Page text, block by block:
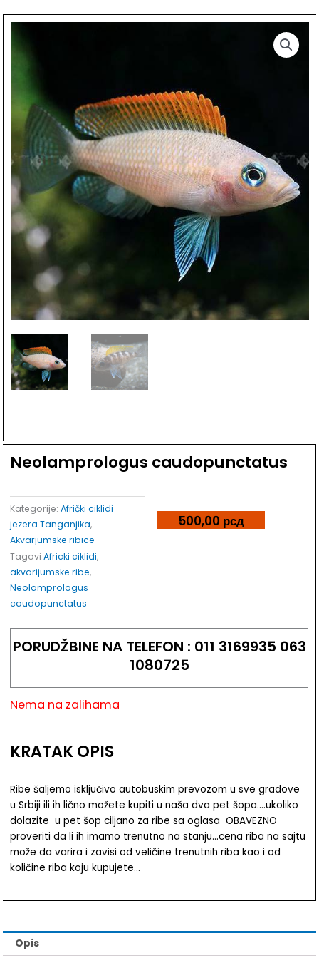
Neolamprologus caudopunctatus
Kategorije: Afrički ciklidi
jezera Tanganjika,
Akvarjumske ribice
Tagovi Africki ciklidi,
akvarijumske ribe,
Neolamprologus
caudopunctatus
500,00 рсд
PORUDŽBINE NA TELEFON : 011 3169935 063
1080725
Nema na zalihama
KRATAK OPIS
Ribe šaljemo isključivo autobuskim prevozom u sve gradove
u Srbiji ili ih lično možete kupiti u naša dva pet šopa….ukoliko
dolazite u pet šop ciljano za ribe sa oglasa OBAVEZNO
proveriti da li ih imamo trenutno na stanju…cena riba na sajtu
može da varira i zavisi od veličine trenutnih riba kao i od
količine riba koju kupujete…
Opis